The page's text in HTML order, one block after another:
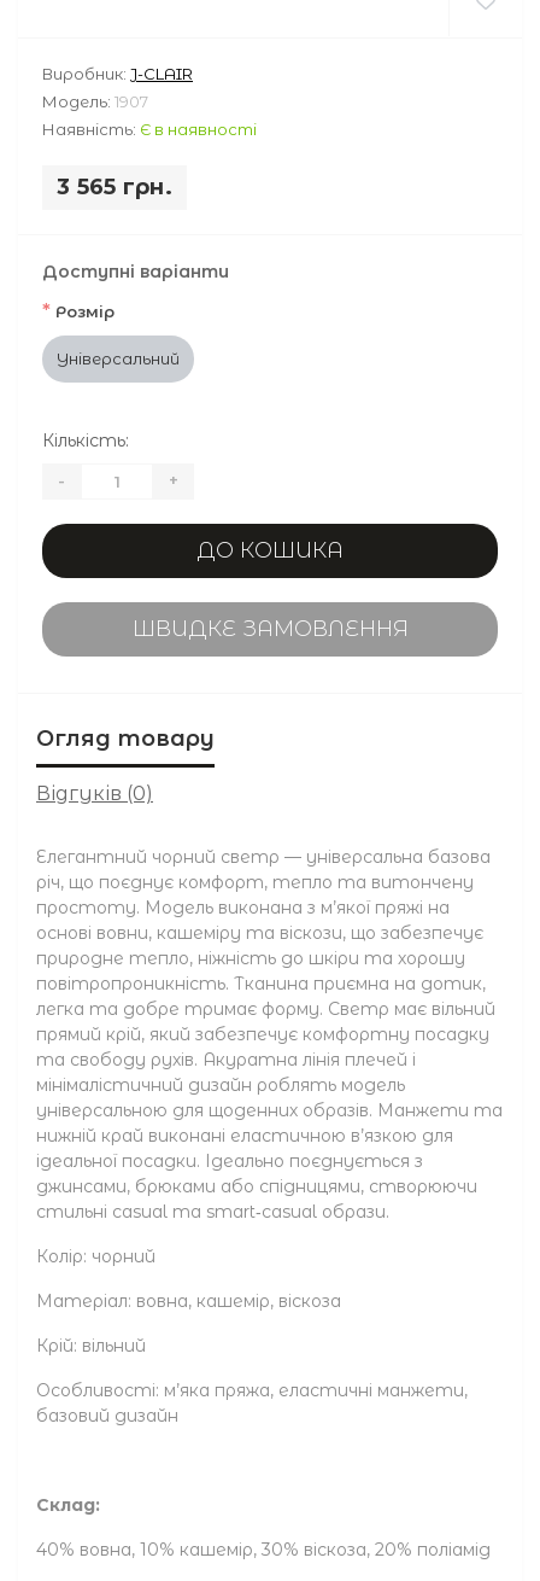
Виробник: J-CLAIR
Модель: 1907
Наявність: Є в наявності
3 565 грн.
Доступні варіанти
* Розмір
Універсальний
Кількість:
- +
ДО КОШИКА
ШВИДКЕ ЗАМОВЛЕННЯ
Огляд товару
Відгуків (0)
Елегантний чорний светр — універсальна базова
річ, що поєднує комфорт, тепло та витончену
простоту. Модель виконана з м’якої пряжі на
основі вовни, кашеміру та віскози, що забезпечує
природне тепло, ніжність до шкіри та хорошу
повітропроникність. Тканина приємна на дотик,
легка та добре тримає форму. Светр має вільний
прямий крій, який забезпечує комфортну посадку
та свободу рухів. Акуратна лінія плечей і
мінімалістичний дизайн роблять модель
універсальною для щоденних образів. Манжети та
нижній край виконані еластичною в’язкою для
ідеальної посадки. Ідеально поєднується з
джинсами, брюками або спідницями, створюючи
стильні casual та smart‑casual образи.
Колір: чорний
Матеріал: вовна, кашемір, віскоза
Крій: вільний
Особливості: м’яка пряжа, еластичні манжети,
базовий дизайн
Склад:
40% вовна, 10% кашемір, 30% віскоза, 20% поліамід